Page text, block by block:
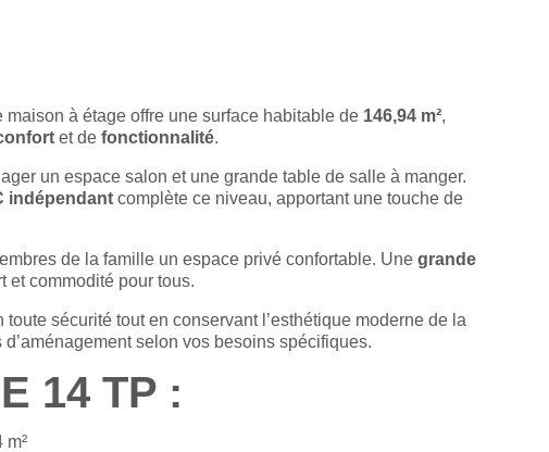
maison à étage offre une surface habitable de 146,94 m²,
et de fonctionnalité.
un espace salon et une grande table de salle à manger.
indépendantcomplète ce niveau, apportant une touche de
de la famille un espace privé confortable. Une grande
et commodité pour tous.
sécurité tout en conservant l’esthétique moderne de la
selon vos besoins spécifiques.
14 TP :
m²